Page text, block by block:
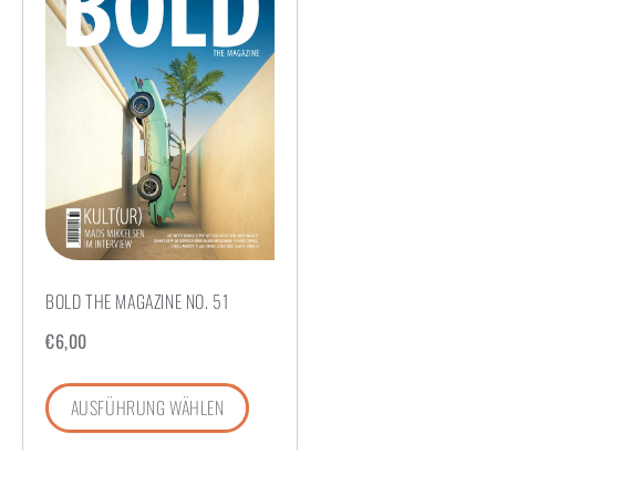
BOLD THE MAGAZINE NO. 51
€6,00
AUSFÜHRUNG WÄHLEN